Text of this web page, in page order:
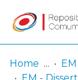
Log
In
(current)
Home